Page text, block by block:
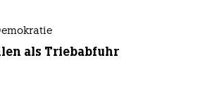
als Triebabfuhr